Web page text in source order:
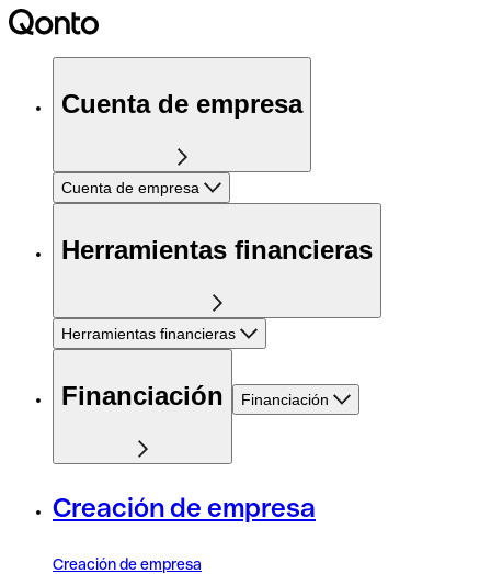
Cuenta de empresa
Cuenta de empresa
Herramientas financieras
Herramientas financieras
Financiación Financiación
Creación de empresa
Creación de empresa